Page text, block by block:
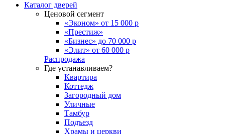
Каталог дверей
Ценовой сегмент
«Эконом» от 15 000 р
«Престиж»
«Бизнес» до 70 000 р
«Элит» от 60 000 р
Распродажа
Где устанавливаем?
Квартира
Коттедж
Загородный дом
Уличные
Тамбур
Подъезд
Храмы и церкви